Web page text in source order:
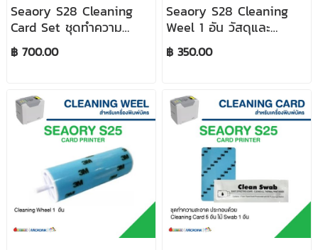
Seaory S28 Cleaning
Card Set ชุดทำความ
สะอาด วัสดุและอุปกรณ์
เครื่องพิมพ์บัตร
฿ 700.00
Seaory S28 Cleaning
Weel 1 อัน วัสดุและ
อุปกรณ์เครื่องพิมพ์บัตร
฿ 350.00